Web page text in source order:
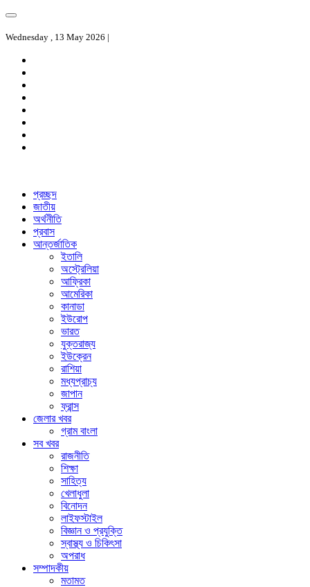
Wednesday , 13 May 2026 |
প্রচ্ছদ
জাতীয়
অর্থনীতি
প্রবাস
আন্তর্জাতিক
ইতালি
অস্ট্রেলিয়া
আফ্রিকা
আমেরিকা
কানাডা
ইউরোপ
ভারত
যুক্তরাজ্য
ইউক্রেন
রাশিয়া
মধ্যপ্রাচ্য
জাপান
ফ্রান্স
জেলার খবর
গ্রাম বাংলা
সব খবর
রাজনীতি
শিক্ষা
সাহিত্য
খেলাধুলা
বিনোদন
লাইফস্টাইল
বিজ্ঞান ও প্রযুক্তি
স্বাস্থ্য ও চিকিৎসা
অপরাধ
সম্পাদকীয়
মতামত